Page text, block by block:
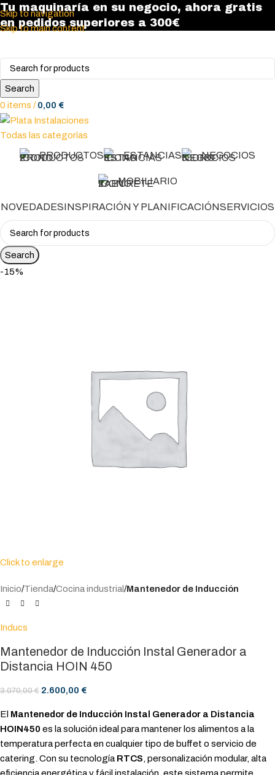
Skip to navigation
Skip to main content
Tu maquinaría en su negocio, ahora gratis
en pedidos superiores a 300€
Search
0 items / 0,00 €
Todas las categorías
PRODUCTOS ESTANCIAS NEGOCIOS
MOBILIARIO
NOVEDADESINSPIRACIÓN Y PLANIFICACIÓNSERVICIOS
Search
-15%
Click to enlarge
Inicio Tienda Cocina industrial Mantenedor de Inducción
Inducs
Mantenedor de Inducción Instal Generador a
Distancia HOIN 450
3.070,00€ 2.600,00 €
El Mantenedor de Inducción Instal Generador a Distancia
HOIN450 es la solución ideal para mantener los alimentos a la
temperatura perfecta en cualquier tipo de buffet o servicio de
catering. Con su tecnología RTCS, personalización modular, alta